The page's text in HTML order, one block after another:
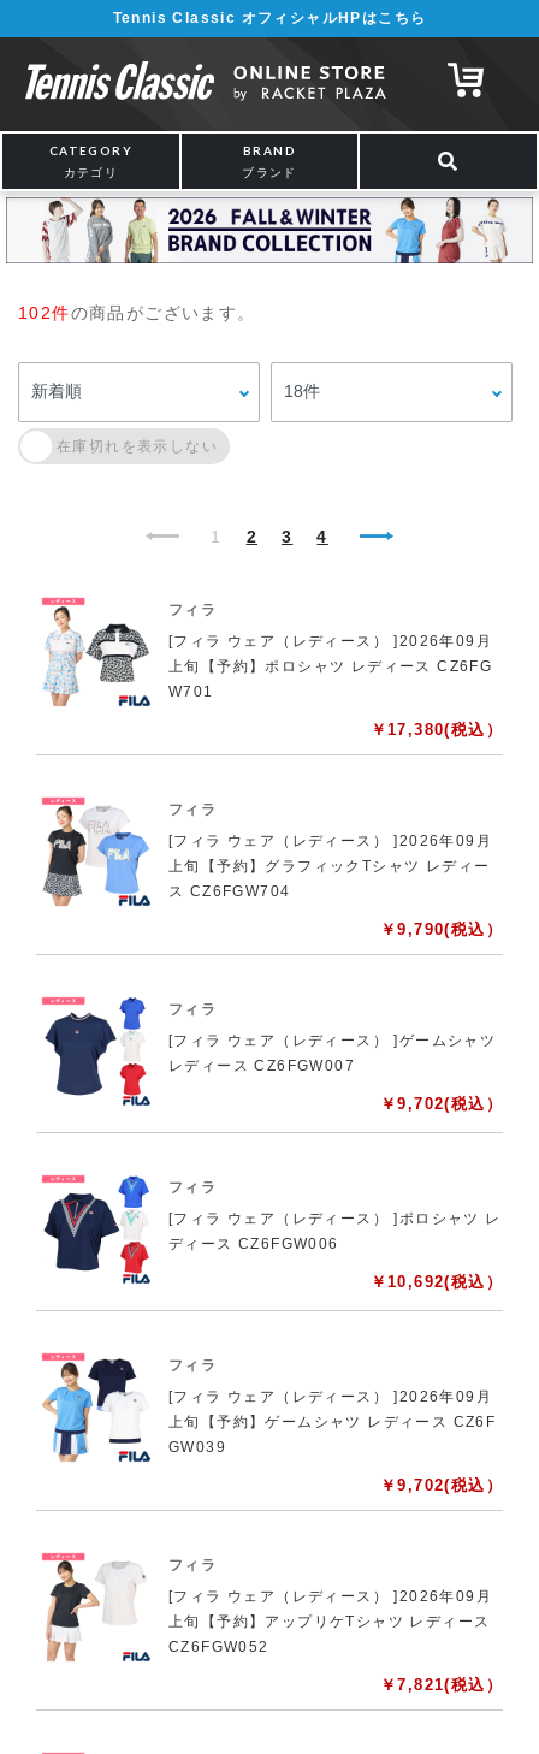
Tennis Classic オフィシャルHPはこちら
CATEGORY
カテゴリ
BRAND
ブランド
102件の商品がございます。
1 2 3 4
フィラ
[フィラ ウェア（レディース） ]2026年09月
上旬【予約】ポロシャツ レディース CZ6FG
W701
￥ 17,380(税込）
フィラ
[フィラ ウェア（レディース） ]2026年09月
上旬【予約】グラフィックTシャツ レディー
ス CZ6FGW704
￥9,790(税込）
フィラ
[フィラ ウェア（レディース） ]ゲームシャツ
レディース CZ6FGW007
￥9,702(税込）
フィラ
[フィラ ウェア（レディース） ]ポロシャツ レ
ディース CZ6FGW006
￥ 10,692(税込）
フィラ
[フィラ ウェア（レディース） ]2026年09月
上旬【予約】ゲームシャツ レディース CZ6F
GW039
￥9,702(税込）
フィラ
[フィラ ウェア（レディース） ]2026年09月
上旬【予約】アップリケTシャツ レディース
CZ6FGW052
￥7,821(税込）